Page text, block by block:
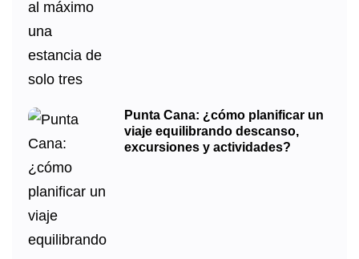
Punta Cana: ¿cómo planificar un
viaje equilibrando descanso,
excursiones y actividades?